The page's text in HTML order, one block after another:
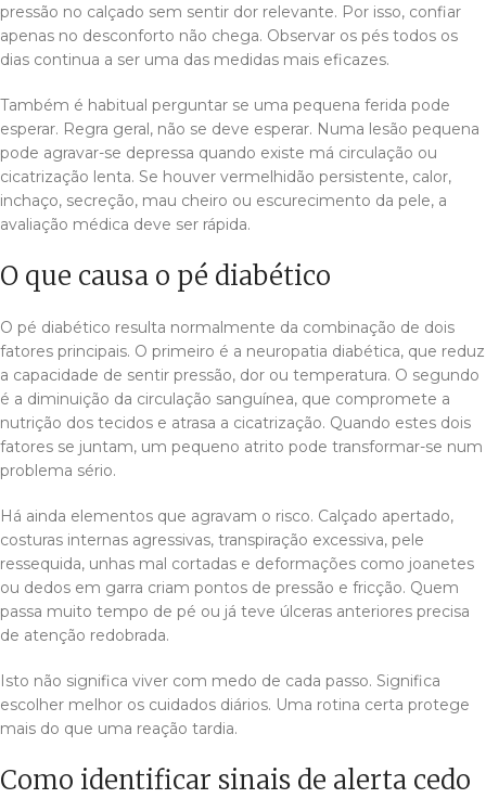
pressão no calçado sem sentir dor relevante. Por isso, confiar
apenas no desconforto não chega. Observar os pés todos os
dias continua a ser uma das medidas mais eficazes.
Também é habitual perguntar se uma pequena ferida pode
esperar. Regra geral, não se deve esperar. Numa lesão pequena
pode agravar-se depressa quando existe má circulação ou
cicatrização lenta. Se houver vermelhidão persistente, calor,
inchaço, secreção, mau cheiro ou escurecimento da pele, a
avaliação médica deve ser rápida.
O que causa o pé diabético
O pé diabético resulta normalmente da combinação de dois
fatores principais. O primeiro é a neuropatia diabética, que reduz
a capacidade de sentir pressão, dor ou temperatura. O segundo
é a diminuição da circulação sanguínea, que compromete a
nutrição dos tecidos e atrasa a cicatrização. Quando estes dois
fatores se juntam, um pequeno atrito pode transformar-se num
problema sério.
Há ainda elementos que agravam o risco. Calçado apertado,
costuras internas agressivas, transpiração excessiva, pele
ressequida, unhas mal cortadas e deformações como joanetes
ou dedos em garra criam pontos de pressão e fricção. Quem
passa muito tempo de pé ou já teve úlceras anteriores precisa
de atenção redobrada.
Isto não significa viver com medo de cada passo. Significa
escolher melhor os cuidados diários. Uma rotina certa protege
mais do que uma reação tardia.
Como identificar sinais de alerta cedo